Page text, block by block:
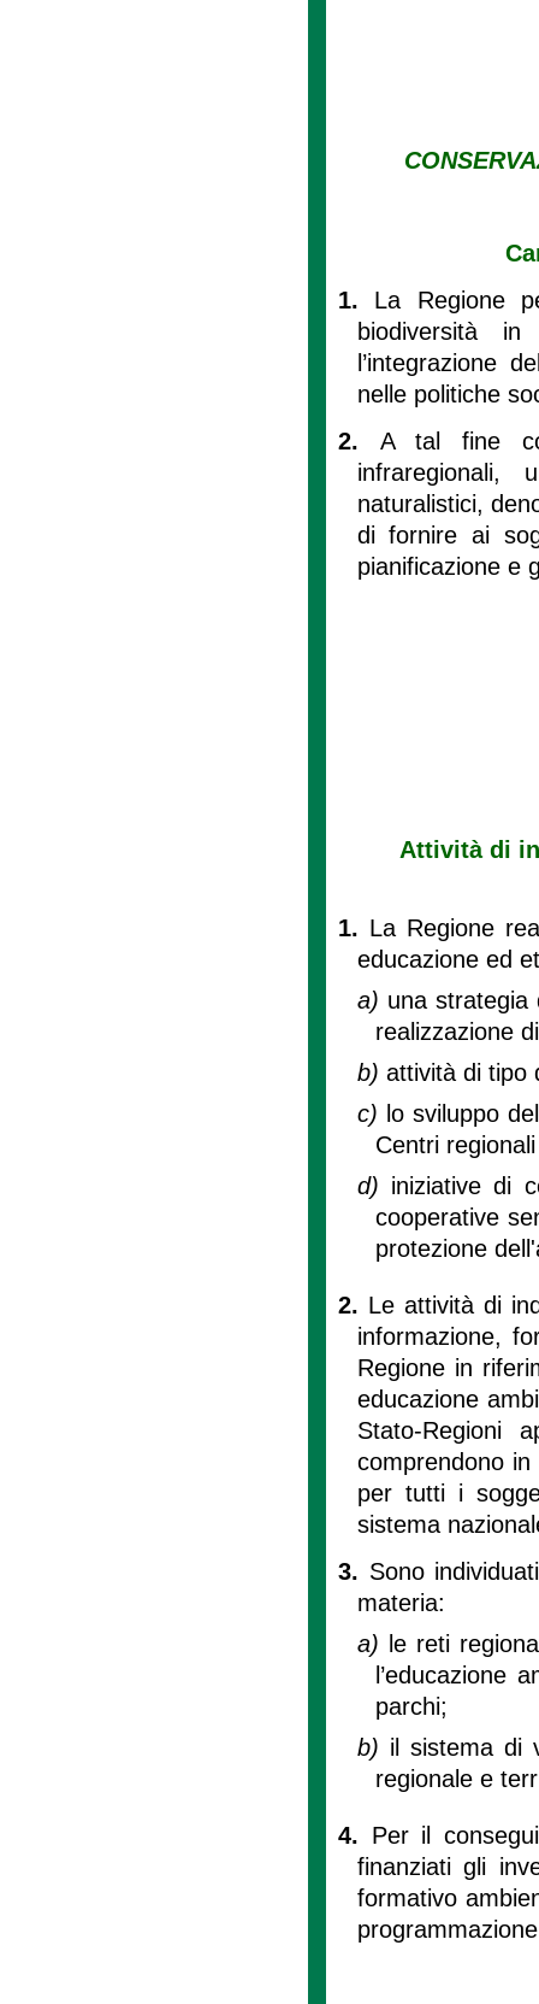
1. La Regione
biodiversità
l’integrazione
nelle politiche
2. A tal fine
infraregionali,
naturalistici,
di fornire ai
pianificazione e
Attività di
1. La Regione
educazione ed
a) una strategia
realizzazione
b) attività di tipo
c) lo sviluppo
Centri
d) iniziative di
cooperative
protezione
2. Le attività di
informazione,
Regione in
educazione
Stato-Regioni
comprendono
per tutti i
sistema
3. Sono
materia:
a) le reti
l’educazione
parchi;
b) il sistema di
regionale e
4. Per il
finanziati gli
formativo